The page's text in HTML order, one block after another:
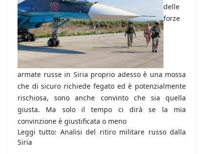
delle
forze
armate russe in Siria proprio adesso è una mossa
che di sicuro richiede fegato ed è potenzialmente
rischiosa, sono anche convinto che sia quella
giusta. Ma solo il tempo ci dirà se la mia
convinzione è giustificata o meno
Leggi tutto: Analisi del ritiro militare russo dalla
Siria